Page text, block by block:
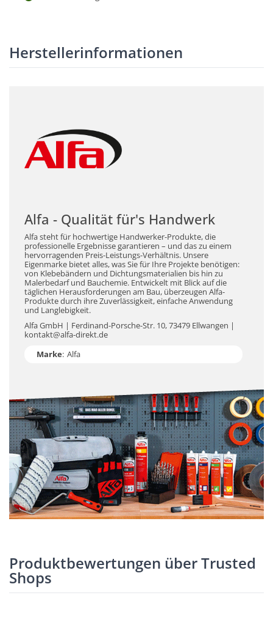
Herstellerinformationen
Alfa - Qualität für's Handwerk
Alfa steht für hochwertige Handwerker-Produkte, die
professionelle Ergebnisse garantieren – und das zu einem
hervorragenden Preis-Leistungs-Verhältnis. Unsere
Eigenmarke bietet alles, was Sie für Ihre Projekte benötigen:
von Klebebändern und Dichtungsmaterialien bis hin zu
Malerbedarf und Bauchemie. Entwickelt mit Blick auf die
täglichen Herausforderungen am Bau, überzeugen Alfa-
Produkte durch ihre Zuverlässigkeit, einfache Anwendung
und Langlebigkeit.
Alfa GmbH | Ferdinand-Porsche-Str. 10, 73479 Ellwangen |
kontakt@alfa-direkt.de
Marke: Alfa
Produktbewertungen über Trusted
Shops